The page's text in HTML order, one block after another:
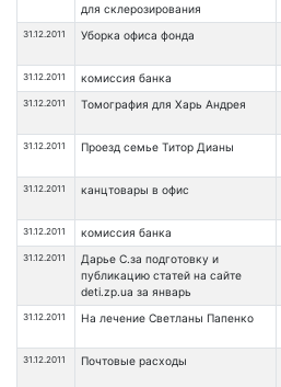
для склерозирования
31.12.2011 Уборка офиса фонда
31.12.2011 комиссия банка
31.12.2011 Томография для Харь Андрея
31.12.2011 Проезд семье Титор Дианы
31.12.2011 канцтовары в офис
31.12.2011 комиссия банка
31.12.2011
Дарье С.за подготовку и
публикацию статей на сайте
deti.zp.ua за январь
31.12.2011 На лечение Светланы Папенко
31.12.2011 Почтовые расходы